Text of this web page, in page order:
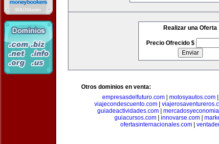
Realizar una Oferta
Precio Ofrecido $
Otros dominios en venta:
empresasdelfuturo.com| motosyautos.com
viajecondescuento.com
guiadeactividades.com|
guiacursos.com| innovarse.com|
ofertasinternacionales.com